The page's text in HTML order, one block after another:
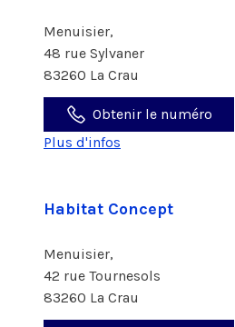
Menuisier,
48 rue Sylvaner
83260 La Crau
Obtenir le numéro
Plus d'infos
Habitat Concept
Menuisier,
42 rue Tournesols
83260 La Crau